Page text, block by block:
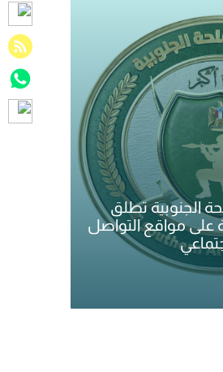
توضح بشأن ملابسات
عدن الخيري